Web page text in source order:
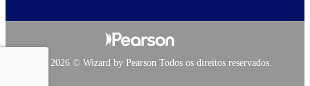
Copyright 2026 © Wizard by Pearson Todos os direitos reservados.